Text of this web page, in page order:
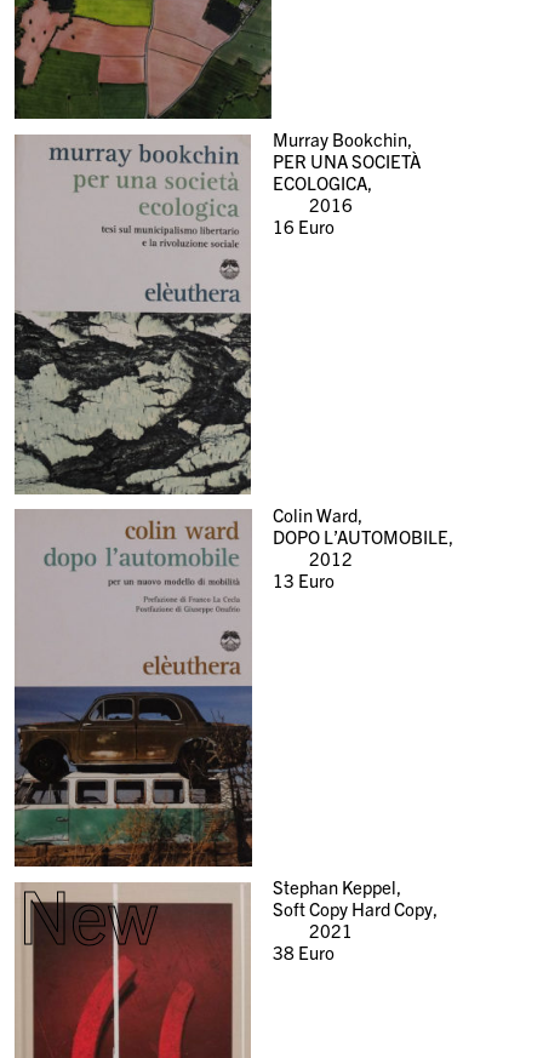
Murray Bookchin,
PER UNA SOCIETÀ
ECOLOGICA,
2016
16 Euro
Colin Ward,
DOPO L’AUTOMOBILE,
2012
13 Euro
New
Stephan Keppel,
Soft Copy Hard Copy,
2021
38Euro